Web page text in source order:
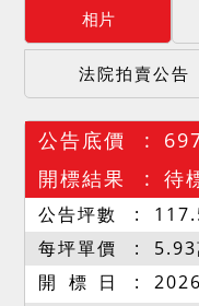
相片
法院拍賣公告
公告底價
開標結果
待
公告坪數
每坪單價
5.93
開 標 日